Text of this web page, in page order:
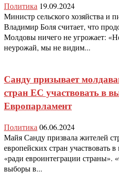
Политика 19.09.2024
Министр сельского хозяйства и
Владимир Боля считает, что
Молдовы ничего не угрожает:
неурожай, мы не видим...
Санду призывает
стран ЕС участвовать в
Европарламент
Политика 06.06.2024
Майя Санду призвала жителей
европейских стран участвовать
«ради евроинтеграции страны».
выборы в...